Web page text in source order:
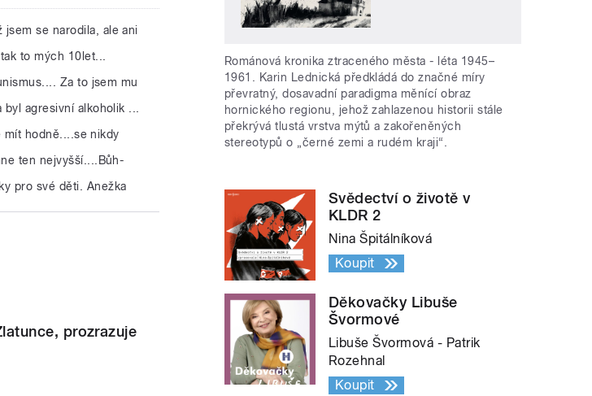
se narodila, ale ani
to mých 10let...
Za to jsem mu
agresivní alkoholik ...
hodně....se nikdy
ten nejvyšší....Bůh-
pro své děti. Anežka
prozrazuje
Románová kronika ztraceného města - léta 1945–
1961. Karin Lednická předkládá do značné míry
převratný, dosavadní paradigma měnící obraz
hornického regionu, jehož zahlazenou historii stále
překrývá tlustá vrstva mýtů a zakořeněných
stereotypů o „černé zemi a rudém kraji“.
Svědectví o životě v
KLDR 2
Nina Špitálníková
Koupit
Děkovačky Libuše
Švormové
Libuše Švormová - Patrik
Rozehnal
Koupit